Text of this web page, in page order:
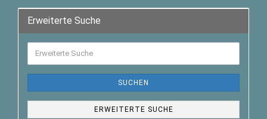
Erweiterte Suche
SUCHEN
ERWEITERTE SUCHE